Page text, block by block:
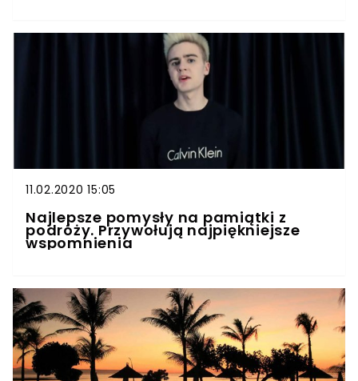
11.02.2020 15:05
Najlepsze pomysły na pamiątki z
podróży. Przywołują najpiękniejsze
wspomnienia